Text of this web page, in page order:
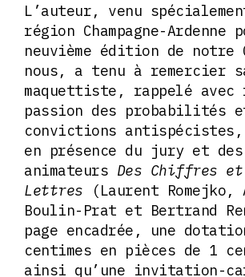
L’auteur, venu
région Champagne-Ardenne
neuvième édition de notre
nous, a tenu à remercier
maquettiste, rappelé avec
passion des probabilités
convictions
en présence du jury et
animateurs Des Chiffres et
Lettres (Laurent
Boulin-Prat et Bertrand
page encadrée, une
centimes en pièces de 1
ainsi qu’une invitation-